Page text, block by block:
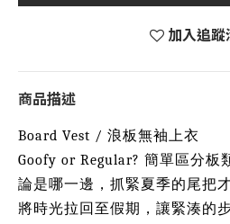
加入追蹤
商品描述
Board Vest / 浪板無袖上衣
Goofy or Regular? 簡單區分板
論是哪一邊，抓緊夏季的尾把
將時光拉回至假期，讓緊湊的